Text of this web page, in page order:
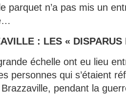
parquet n’a pas mis un
: LES « DISPARUS
échelle ont eu lieu
personnes qui s’étaient
pendant la